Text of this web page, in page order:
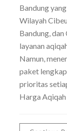
Bandung
Wilayah
Bandung,
layanan
Namun,
paket
prioritas
Harga